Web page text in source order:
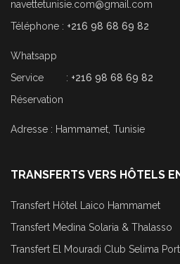
navettetunisie.com@gmail.com
Téléphone : +216 98 68 69 82
Whatsapp
Service : +216 98 68 69 82
Réservation
Adresse : Hammamet, Tunisie
TRANSFERTS VERS HÔTELS
Transfert Hôtel Laico Hammamet
Transfert Medina Solaria & Thalasso
Transfert El Mouradi Club Selima